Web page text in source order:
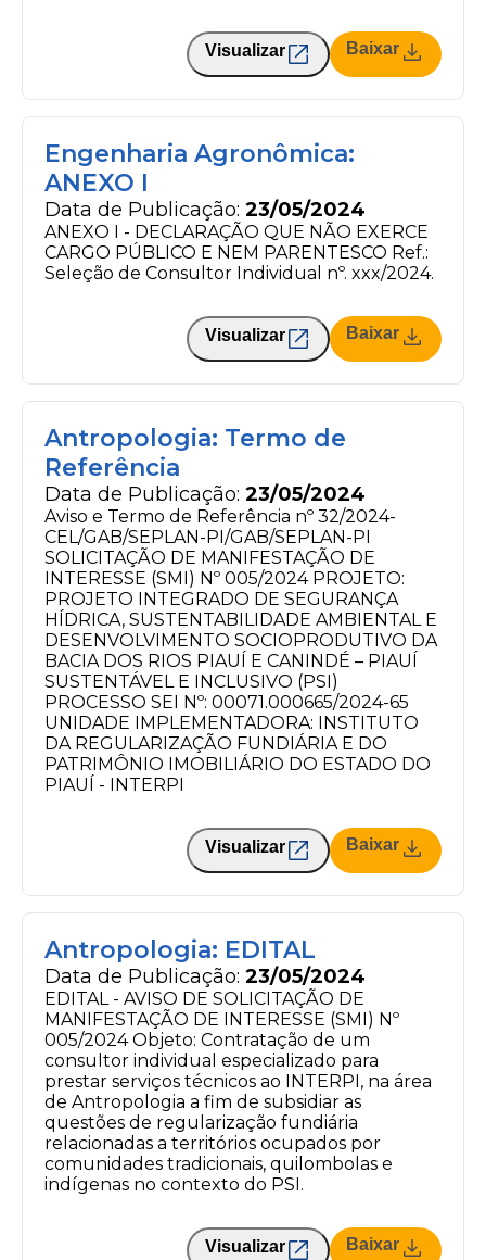
Visualizar Baixar
Engenharia Agronômica:
ANEXO I
Data de Publicação: 23/05/2024
ANEXO I - DECLARAÇÃO QUE NÃO EXERCE
CARGO PÚBLICO E NEM PARENTESCO Ref.:
Seleção de Consultor Individual nº. xxx/2024.
Visualizar Baixar
Antropologia: Termo de
Referência
Data de Publicação: 23/05/2024
Aviso e Termo de Referência nº 32/2024-
CEL/GAB/SEPLAN-PI/GAB/SEPLAN-PI
SOLICITAÇÃO DE MANIFESTAÇÃO DE
INTERESSE (SMI) Nº 005/2024 PROJETO:
PROJETO INTEGRADO DE SEGURANÇA
HÍDRICA, SUSTENTABILIDADE AMBIENTAL E
DESENVOLVIMENTO SOCIOPRODUTIVO DA
BACIA DOS RIOS PIAUÍ E CANINDÉ – PIAUÍ
SUSTENTÁVEL E INCLUSIVO (PSI)
PROCESSO SEI Nº: 00071.000665/2024-65
UNIDADE IMPLEMENTADORA: INSTITUTO
DA REGULARIZAÇÃO FUNDIÁRIA E DO
PATRIMÔNIO IMOBILIÁRIO DO ESTADO DO
PIAUÍ - INTERPI
Visualizar Baixar
Antropologia: EDITAL
Data de Publicação: 23/05/2024
EDITAL - AVISO DE SOLICITAÇÃO DE
MANIFESTAÇÃO DE INTERESSE (SMI) Nº
005/2024 Objeto: Contratação de um
consultor individual especializado para
prestar serviços técnicos ao INTERPI, na área
de Antropologia a fim de subsidiar as
questões de regularização fundiária
relacionadas a territórios ocupados por
comunidades tradicionais, quilombolas e
indígenas no contexto do PSI.
Visualizar Baixar